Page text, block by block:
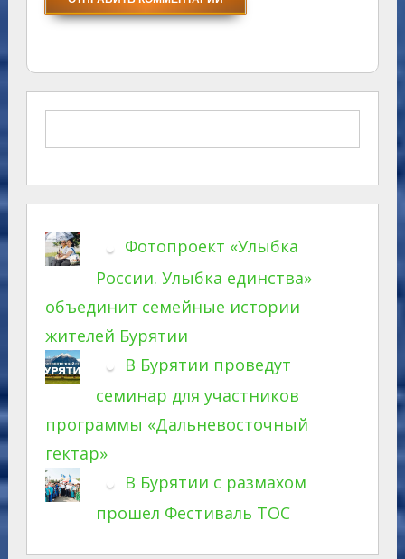
Фотопроект «Улыбка
России. Улыбка единства»
объединит семейные истории
жителей Бурятии
В Бурятии проведут
семинар для участников
программы «Дальневосточный
гектар»
В Бурятии с размахом
прошел Фестиваль ТОС